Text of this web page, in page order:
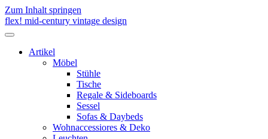
Zum Inhalt springen
flex! mid-century vintage design
Menü
umschalten
Artikel
Möbel
Stühle
Tische
Regale & Sideboards
Sessel
Sofas & Daybeds
Wohnaccessiores & Deko